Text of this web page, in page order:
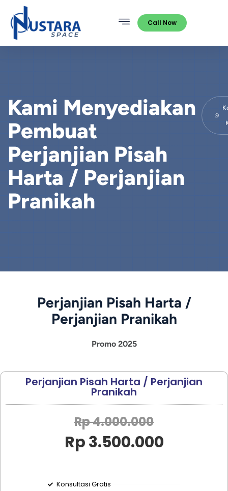
Call Now
Kami Menyediakan
Pembuat
Perjanjian Pisah
Harta / Perjanjian
Pranikah
Perjanjian Pisah Harta /
Perjanjian Pranikah
Promo 2025
Perjanjian Pisah Harta / Perjanjian
Pranikah
Rp 4.000.000
Rp 3.500.000
Konsultasi Gratis